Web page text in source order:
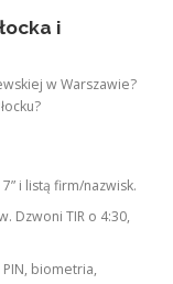
i
w Warszawie?
i listą firm/nazwisk.
Dzwoni TIR o 4:30,
biometria,